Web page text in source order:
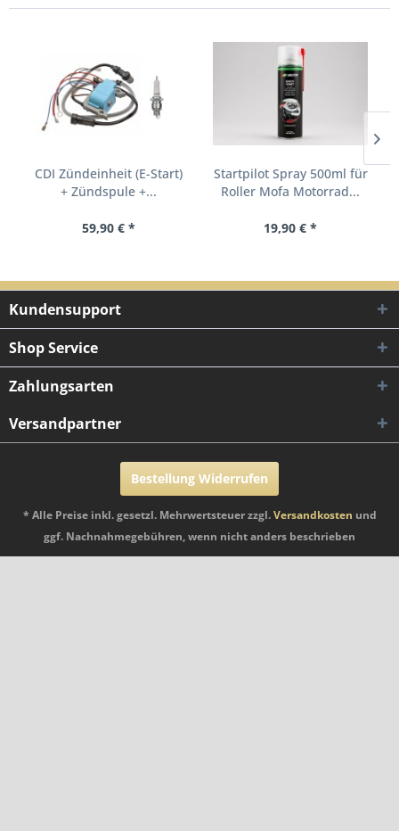
CDI Zündeinheit (E-Start)
+ Zündspule +...
59,90 € *
Startpilot Spray 500ml für
Roller Mofa Motorrad...
19,90 € *
Kundensupport
Shop Service
Zahlungsarten
Versandpartner
Bestellung Widerrufen
* Alle Preise inkl. gesetzl. Mehrwertsteuer zzgl.Versandkosten und
ggf. Nachnahmegebühren, wenn nicht anders beschrieben